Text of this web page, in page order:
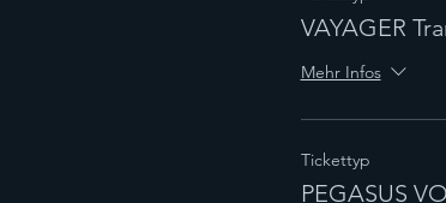
VAYAGER
Mehr Infos
Tickettyp
PEGASUS